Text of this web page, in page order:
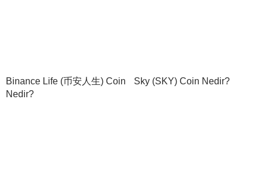
Binance Life (币安人生) Coin
Nedir?
Sky (SKY) Coin Nedir?